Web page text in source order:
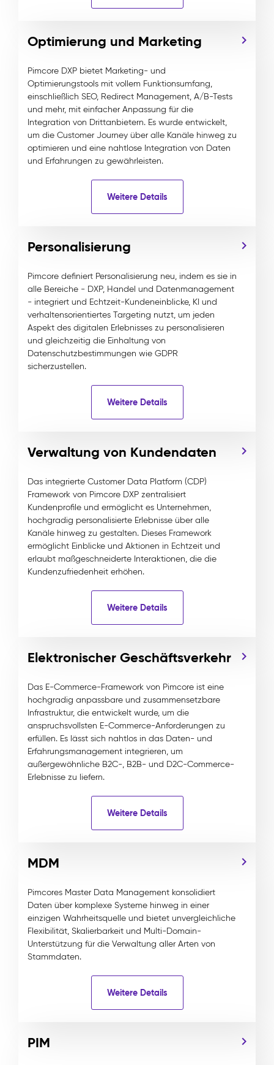
Optimierung und Marketing
Pimcore DXP bietet Marketing- und
Optimierungstools mit vollem Funktionsumfang,
einschließlich SEO, Redirect Management, A/B-Tests
und mehr, mit einfacher Anpassung für die
Integration von Drittanbietern. Es wurde entwickelt,
um die Customer Journey über alle Kanäle hinweg zu
optimieren und eine nahtlose Integration von Daten
und Erfahrungen zu gewährleisten.
Weitere Details
Personalisierung
Pimcore definiert Personalisierung neu, indem es sie in
alle Bereiche - DXP, Handel und Datenmanagement
- integriert und Echtzeit-Kundeneinblicke, KI und
verhaltensorientiertes Targeting nutzt, um jeden
Aspekt des digitalen Erlebnisses zu personalisieren
und gleichzeitig die Einhaltung von
Datenschutzbestimmungen wie GDPR
sicherzustellen.
Weitere Details
Verwaltung von Kundendaten
Das integrierte Customer Data Platform (CDP)
Framework von Pimcore DXP zentralisiert
Kundenprofile und ermöglicht es Unternehmen,
hochgradig personalisierte Erlebnisse über alle
Kanäle hinweg zu gestalten. Dieses Framework
ermöglicht Einblicke und Aktionen in Echtzeit und
erlaubt maßgeschneiderte Interaktionen, die die
Kundenzufriedenheit erhöhen.
Weitere Details
Elektronischer Geschäftsverkehr
Das E-Commerce-Framework von Pimcore ist eine
hochgradig anpassbare und zusammensetzbare
Infrastruktur, die entwickelt wurde, um die
anspruchsvollsten E-Commerce-Anforderungen zu
erfüllen. Es lässt sich nahtlos in das Daten- und
Erfahrungsmanagement integrieren, um
außergewöhnliche B2C-, B2B- und D2C-Commerce-
Erlebnisse zu liefern.
Weitere Details
MDM
Pimcores Master Data Management konsolidiert
Daten über komplexe Systeme hinweg in einer
einzigen Wahrheitsquelle und bietet unvergleichliche
Flexibilität, Skalierbarkeit und Multi-Domain-
Unterstützung für die Verwaltung aller Arten von
Stammdaten.
Weitere Details
PIM